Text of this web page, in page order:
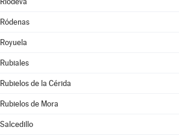
Ródenas
Royuela
Rubiales
Rubielos de la Cérida
Rubielos de Mora
Salcedillo